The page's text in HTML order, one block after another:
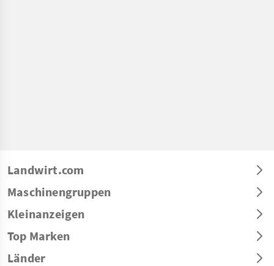
Landwirt.com
Maschinengruppen
Kleinanzeigen
Top Marken
Länder